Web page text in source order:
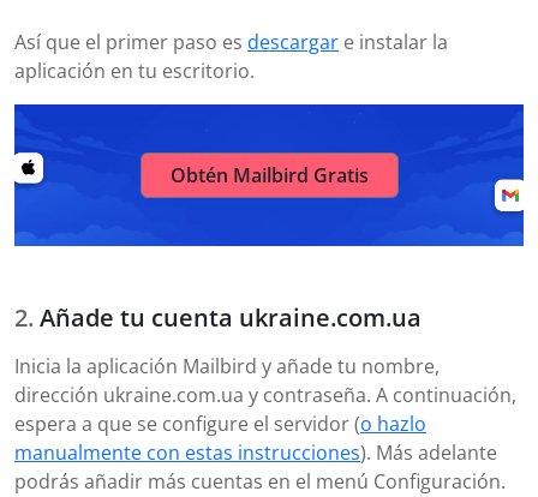
Así que el primer paso es descargar e instalar la
aplicación en tu escritorio.
Obtén Mailbird Gratis
Añade tu cuenta ukraine.com.ua
Inicia la aplicación Mailbird y añade tu nombre,
dirección ukraine.com.ua y contraseña. A continuación,
espera a que se configure el servidor (o hazlo
manualmente con estas instrucciones). Más adelante
podrás añadir más cuentas en el menú Configuración.